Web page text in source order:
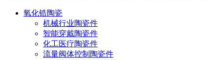
氧化锆陶瓷
机械行业陶瓷件
智能穿戴陶瓷件
化工医疗陶瓷件
流量阀体控制陶瓷件